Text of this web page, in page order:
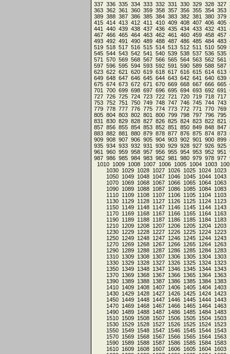
327
328
329
330
331
332
333
334
335
336
337
353
354
355
356
357
358
359
360
361
362
363
379
380
381
382
383
384
385
386
387
388
389
405
406
407
408
409
410
411
412
413
414
415
431
432
433
434
435
436
437
438
439
440
441
457
458
459
460
461
462
463
464
465
466
467
483
484
485
486
487
488
489
490
491
492
493
509
510
511
512
513
514
515
516
517
518
519
535
536
537
538
539
540
541
542
543
544
545
561
562
563
564
565
566
567
568
569
570
571
587
588
589
590
591
592
593
594
595
596
597
613
614
615
616
617
618
619
620
621
622
623
639
640
641
642
643
644
645
646
647
648
649
665
666
667
668
669
670
671
672
673
674
675
691
692
693
694
695
696
697
698
699
700
701
717
718
719
720
721
722
723
724
725
726
727
743
744
745
746
747
748
749
750
751
752
753
769
770
771
772
773
774
775
776
777
778
779
795
796
797
798
799
800
801
802
803
804
805
821
822
823
824
825
826
827
828
829
830
831
847
848
849
850
851
852
853
854
855
856
857
873
874
875
876
877
878
879
880
881
882
883
899
900
901
902
903
904
905
906
907
908
909
925
926
927
928
929
930
931
932
933
934
935
951
952
953
954
955
956
957
958
959
960
961
977
978
979
980
981
982
983
984
985
986
987
1003
1004
1005
1006
1007
1008
1009
1010
1023
1024
1025
1026
1027
1028
1029
1030
1043
1044
1045
1046
1047
1048
1049
1050
1063
1064
1065
1066
1067
1068
1069
1070
1083
1084
1085
1086
1087
1088
1089
1090
1103
1104
1105
1106
1107
1108
1109
1110
1123
1124
1125
1126
1127
1128
1129
1130
1143
1144
1145
1146
1147
1148
1149
1150
1163
1164
1165
1166
1167
1168
1169
1170
1183
1184
1185
1186
1187
1188
1189
1190
1203
1204
1205
1206
1207
1208
1209
1210
1223
1224
1225
1226
1227
1228
1229
1230
1243
1244
1245
1246
1247
1248
1249
1250
1263
1264
1265
1266
1267
1268
1269
1270
1283
1284
1285
1286
1287
1288
1289
1290
1303
1304
1305
1306
1307
1308
1309
1310
1323
1324
1325
1326
1327
1328
1329
1330
1343
1344
1345
1346
1347
1348
1349
1350
1363
1364
1365
1366
1367
1368
1369
1370
1383
1384
1385
1386
1387
1388
1389
1390
1403
1404
1405
1406
1407
1408
1409
1410
1423
1424
1425
1426
1427
1428
1429
1430
1443
1444
1445
1446
1447
1448
1449
1450
1463
1464
1465
1466
1467
1468
1469
1470
1483
1484
1485
1486
1487
1488
1489
1490
1503
1504
1505
1506
1507
1508
1509
1510
1523
1524
1525
1526
1527
1528
1529
1530
1543
1544
1545
1546
1547
1548
1549
1550
1563
1564
1565
1566
1567
1568
1569
1570
1583
1584
1585
1586
1587
1588
1589
1590
1603
1604
1605
1606
1607
1608
1609
1610